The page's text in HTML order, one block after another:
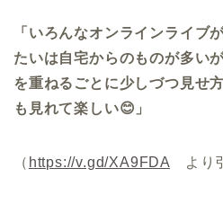
「 いろんなオンラインライブ
たいは自宅からのものが多い
を重ねるごとに少しづつ見せ
も見れて楽しい😊」
（ https://v.gd/XA9FDA より